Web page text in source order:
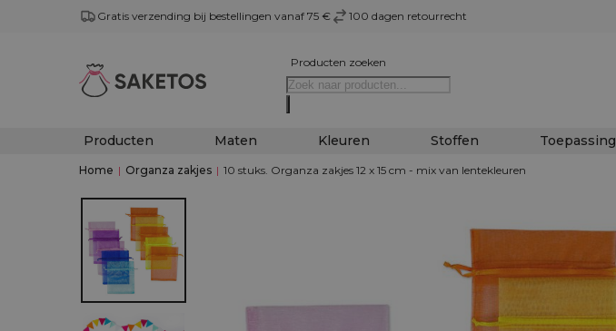
Gratis verzending bij bestellingen vanaf 75 € 100 dagen retourrecht
Producten zoeken
Producten Maten Kleuren Stoffen
Home | Organza zakjes | 10 stuks. Organza zakjes 12 x 15 cm - mix van lentekleuren